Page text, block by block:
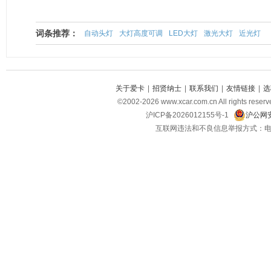
词条推荐： 自动头灯 大灯高度可调 LED大灯 激光大灯 近光灯
关于爱卡 招贤纳士 联系我们 友情链接
©2002-2026 www.xcar.com.cn All rights
沪ICP备2026012155号-1
沪公网
互联网违法和不良信息举报方式：